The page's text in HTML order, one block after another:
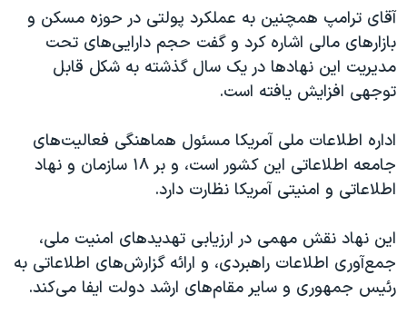
آقای ترامپ همچنین به عملکرد پولتی در حوزه مسکن و
بازارهای مالی اشاره کرد و گفت حجم دارایی‌های تحت
مدیریت این نهادها در یک سال گذشته به شکل قابل
توجهی افزایش یافته است.
اداره اطلاعات ملی آمریکا مسئول هماهنگی فعالیت‌های
جامعه اطلاعاتی این کشور است، و بر ۱۸ سازمان و نهاد
اطلاعاتی و امنیتی آمریکا نظارت دارد.
این نهاد نقش مهمی در ارزیابی تهدیدهای امنیت ملی،
جمع‌آوری اطلاعات راهبردی، و ارائه گزارش‌های اطلاعاتی به
رئیس جمهوری و سایر مقام‌های ارشد دولت ایفا می‌کند.